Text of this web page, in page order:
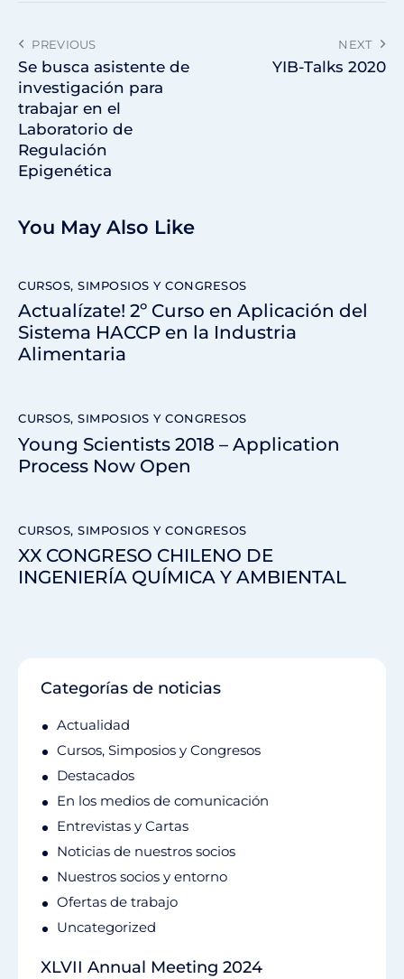
PREVIOUS
Se busca asistente de
investigación para
trabajar en el
Laboratorio de
Regulación
Epigenética
NEXT
YIB-Talks 2020
You May Also Like
CURSOS, SIMPOSIOS Y CONGRESOS
Actualízate! 2º Curso en Aplicación del
Sistema HACCP en la Industria
Alimentaria
CURSOS, SIMPOSIOS Y CONGRESOS
Young Scientists 2018 – Application
Process Now Open
CURSOS, SIMPOSIOS Y CONGRESOS
XX CONGRESO CHILENO DE
INGENIERÍA QUÍMICA Y AMBIENTAL
Categorías de noticias
Actualidad
Cursos, Simposios y Congresos
Destacados
En los medios de comunicación
Entrevistas y Cartas
Noticias de nuestros socios
Nuestros socios y entorno
Ofertas de trabajo
Uncategorized
XLVII Annual Meeting 2024